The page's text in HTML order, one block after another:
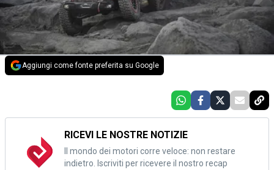
Aggiungi come fonte preferita su Google
RICEVI LE NOSTRE NOTIZIE
Il mondo dei motori corre veloce: non restare
indietro. Iscriviti per ricevere il nostro recap